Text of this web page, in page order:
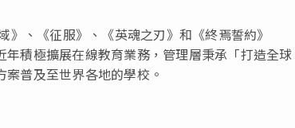
、《征服》、《英魂之刃》和《終焉誓約》
積極擴展在線教育業務，管理層秉承「打造全球
普及至世界各地的學校。